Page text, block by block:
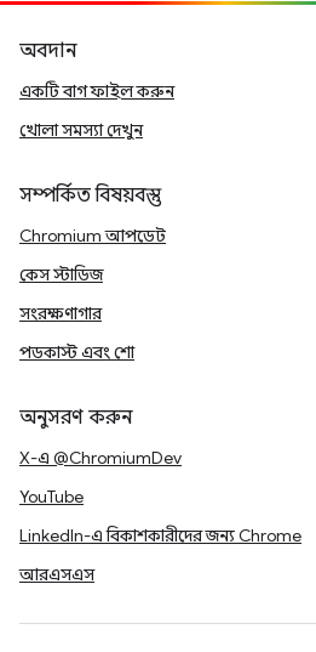
অবদান
একটি বাগ ফাইল করুন
খোলা সমস্যা দেখুন
সম্পর্কিত বিষয়বস্তু
Chromium আপডেট
কেস স্টাডিজ
সংরক্ষণাগার
পডকাস্ট এবং শো
অনুসরণ করুন
X-এ @ChromiumDev
YouTube
LinkedIn-এ বিকাশকারীদের জন্য Chrome
আরএসএস